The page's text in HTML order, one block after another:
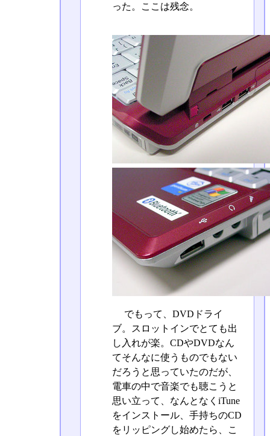
った。ここは残念。
でもって、DVDドライ
ブ。スロットインでとても出
し入れが楽。CDやDVDなん
てそんなに使うものでもない
だろうと思っていたのだが、
電車の中で音楽でも聴こうと
思い立って、なんとなくiTune
をインストール、手持ちのCD
をリッピングし始めたら、こ